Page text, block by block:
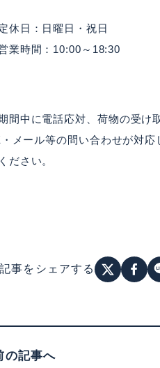
休日：日曜日・祝日
業時間：10:00～18:30
間中に電話応対、荷物の受け
メール等の問い合わせが対
ださい。
事をシェアする
記事へ